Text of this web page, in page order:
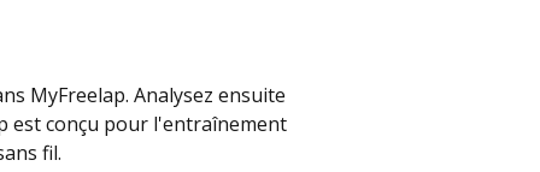
MyFreelap. Analysez ensuite
est conçu pour l'entraînement
fil.